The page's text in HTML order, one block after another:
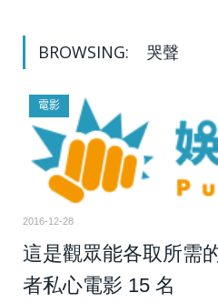
BROWSING: 哭聲
電影
2016-12-28
這是觀眾能各取所需
者私心電影 15 名